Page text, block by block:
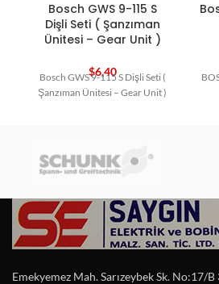
Bosch GWS 9-115 S
Dişli Seti ( Şanzıman
Ünitesi – Gear Unit )
$6,40
Bosch GWS 9-115 S Dişli Seti (
Şanzıman Ünitesi – Gear Unit )
Emekyemez Mah. Sarızeybek Sk. No:17/